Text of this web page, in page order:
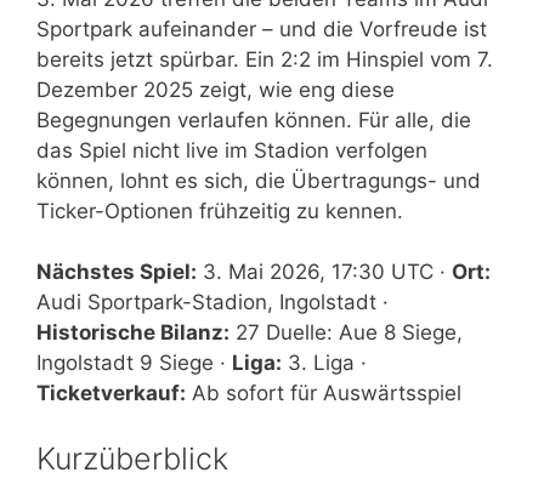
Sportpark aufeinander – und die Vorfreude ist
bereits jetzt spürbar. Ein 2:2 im Hinspiel vom 7.
Dezember 2025 zeigt, wie eng diese
Begegnungen verlaufen können. Für alle, die
das Spiel nicht live im Stadion verfolgen
können, lohnt es sich, die Übertragungs- und
Ticker-Optionen frühzeitig zu kennen.
Nächstes Spiel: 3. Mai 2026, 17:30 UTC · Ort:
Audi Sportpark-Stadion, Ingolstadt ·
Historische Bilanz: 27 Duelle: Aue 8 Siege,
Ingolstadt 9 Siege · Liga: 3. Liga ·
Ticketverkauf: Ab sofort für Auswärtsspiel
Kurzüberblick